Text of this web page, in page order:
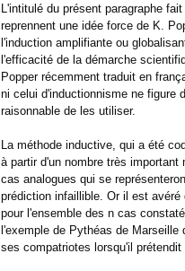
L'intitulé du présent paragraphe
reprennent une idée force de K.
l'induction amplifiante ou
l'efficacité de la démarche
Popper récemment traduit en
ni celui d'inductionnisme ne figure
raisonnable de les utiliser.
La méthode inductive, qui a été
à partir d'un nombre très
cas analogues qui se
prédiction infaillible. Or il est
pour l'ensemble des n cas
l'exemple de Pythéas de
ses compatriotes lorsqu'il